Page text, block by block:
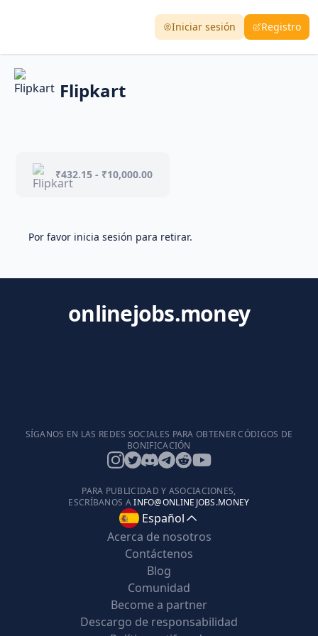
Iniciar sesión Registro
Flipkart
₹432.15 - ₹10,000.00
Por favor inicia sesión para retirar.
onlinejobs.money
SÍGANOS EN LAS REDES SOCIALES PARA OBTENER CÓDIGOS DE
BONIFICACIÓN
PARA PUBLICIDAD Y ASOCIACIONES,
ESCRÍBANOS AINFO@ONLINEJOBS.MONEY
Español
Acerca de nosotros
Contáctenos
Blog
Comunidad
Become a partner
Descargo de responsabilidad